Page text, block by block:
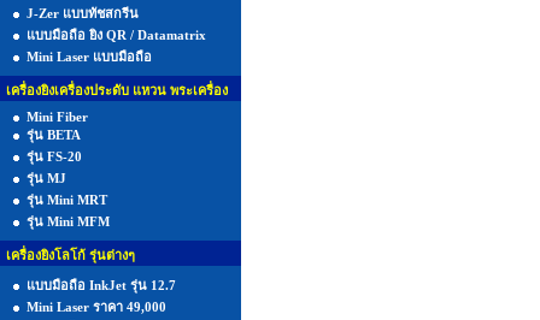
J-Zer แบบทัชสกรีน
แบบมือถือ ยิง QR / Datamatrix
Mini Laser แบบมือถือ
เครื่องยิงเครื่องประดับ แหวน พระเครื่อง
Mini Fiber
รุ่น BETA
รุ่น FS-20
รุ่น MJ
รุ่น Mini MRT
รุ่น Mini MFM
เครื่องยิงโลโก้ รุ่นต่างๆ
แบบมือถือ InkJet รุ่น 12.7
Mini Laser ราคา 49,000